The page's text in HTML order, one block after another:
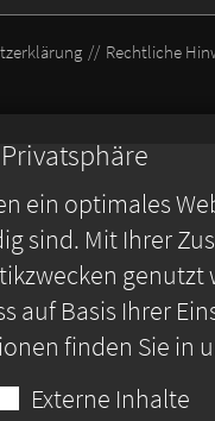
ein optimales
sind. Mit Ihrer
genutzt
auf Basis Ihrer
finden Sie in
Externe Inhalte
Rechtliche